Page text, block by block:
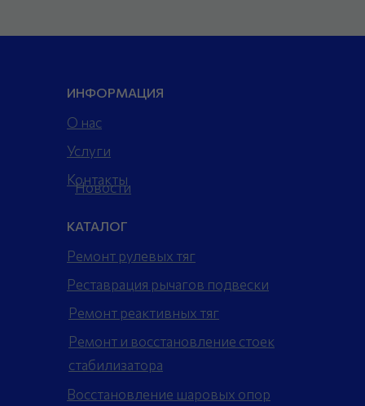
О нас
Услуги
Контакты
ИНФОРМАЦИЯ
Ремонт рулевых тяг
Реставрация рычагов подвески
КАТАЛОГ
Ремонт реактивных тяг
Ремонт и восстановление стоек
стабилизатора
Восстановление шаровых опор
Новости